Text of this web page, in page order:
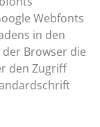
Webfonts
in den
Browser die
den Zugriff